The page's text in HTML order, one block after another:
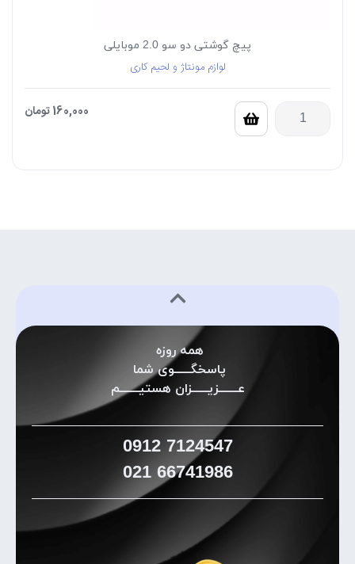
پیچ گوشتی دو سو 2.0 موبایلی
لوازم مونتاژ و لحیم کاری
160,000تومان
همه روزه
پاسخگـــــوی شما
عــــــزیـــــزان هستیــــــم
7124547
0912
66741986
021